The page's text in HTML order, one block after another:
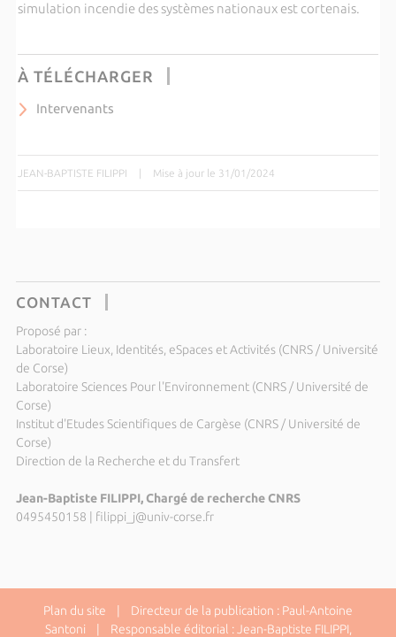
simulation incendie des systèmes nationaux est cortenais.
À TÉLÉCHARGER
Intervenants
JEAN-BAPTISTE FILIPPI | Mise à jour le 31/01/2024
CONTACT
Proposé par :
Laboratoire Lieux, Identités, eSpaces et Activités (CNRS / Université
de Corse)
Laboratoire Sciences Pour l'Environnement (CNRS / Université de
Corse)
Institut d'Etudes Scientifiques de Cargèse (CNRS / Université de
Corse)
Direction de la Recherche et du Transfert
Jean-Baptiste FILIPPI, Chargé de recherche CNRS
0495450158 | filippi_j@univ-corse.fr
Plan du site | Directeur de la publication : Paul-Antoine
Santoni | Responsable éditorial : Jean-Baptiste FILIPPI,